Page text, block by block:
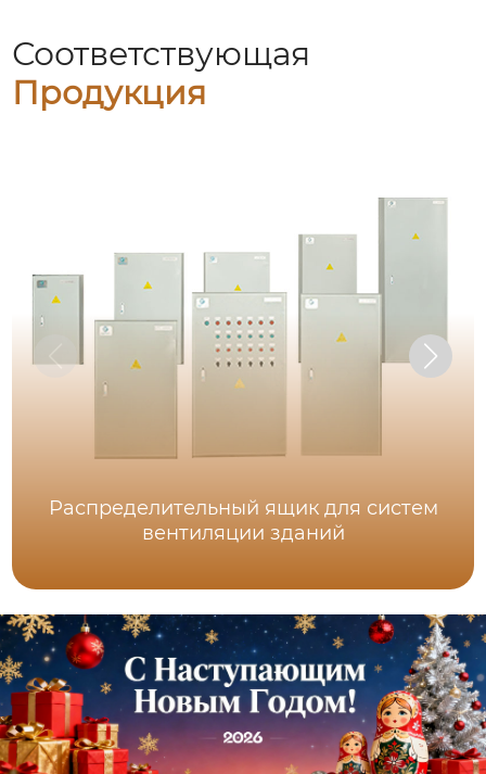
Соответствующая
Продукция
Распределительный ящик для систем
вентиляции зданий